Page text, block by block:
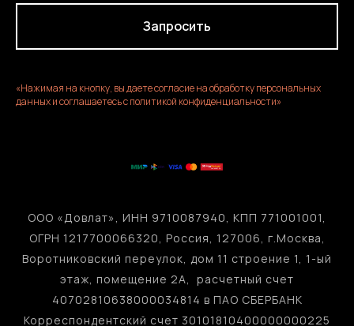
Запросить
«Нажимая на кнопку, вы даете согласие на обработку персональных
данных и соглашаетесь c политикой конфиденциальности»
ООО «Довлат», ИНН 9710087940, КПП 771001001,
ОГРН 1217700066320, Россия, 127006, г.Москва,
Воротниковский переулок, дом 11 строение 1, 1-ый
этаж, помещение 2А, расчетный счет
40702810638000034814 в ПАО СБЕРБАНК
Корреспондентский счет 30101810400000000225